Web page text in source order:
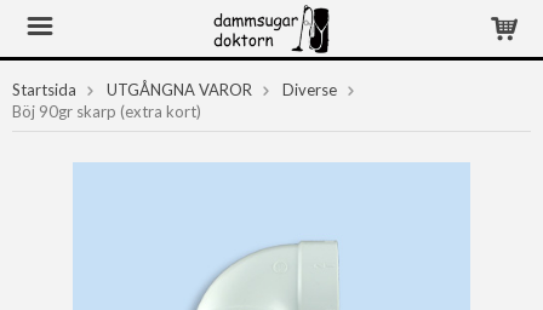
Startsida UTGÅNGNA VAROR
Diverse
Böj 90gr skarp (extra kort)